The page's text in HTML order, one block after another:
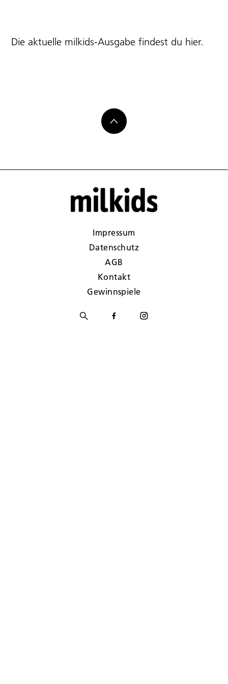
Die aktuelle milkids-Ausgabe findest du hier.
Impressum
Datenschutz
AGB
Kontakt
Gewinnspiele